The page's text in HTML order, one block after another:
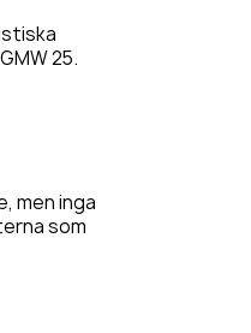
25.
men inga
som